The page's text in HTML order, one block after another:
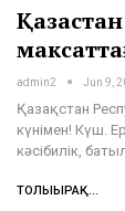
admin2 Jun 9,
Қазақстан
күнімен! Күш.
кәсібилік,
ТОЛЫҒЫРАҚ...